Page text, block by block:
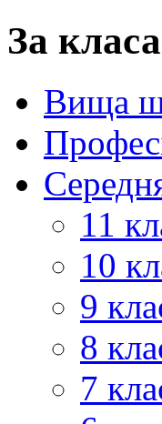
За
Вища
11
10
9
8
7